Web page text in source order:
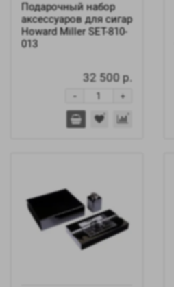
Подарочный набор
аксессуаров для сигар
Howard Miller SET-810-
013
32 500 р.
+
-